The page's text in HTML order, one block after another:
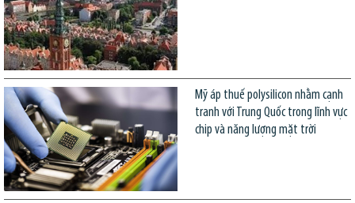
Mỹ áp thuế polysilicon nhằm cạnh
tranh với Trung Quốc trong lĩnh vực
chip và năng lượng mặt trời